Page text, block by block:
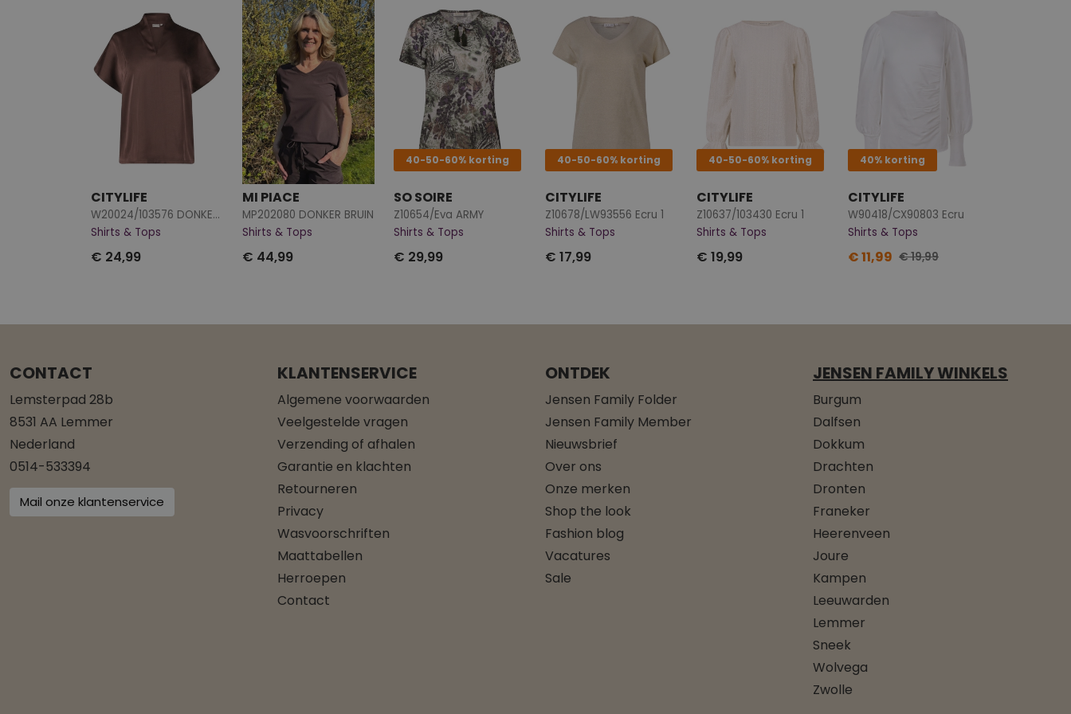
CITYLIFE
W20024/103576 DONKER BRUIN
Shirts & Tops
€ 24,99
MI PIACE
MP202080 DONKER BRUIN
Shirts & Tops
€ 44,99
40-50-60% korting
SO SOIRE
Z10654/Eva ARMY
Shirts & Tops
€ 29,99
40-50-60% korting
CITYLIFE
Z10678/LW93556 Ecru 1
Shirts & Tops
€ 17,99
40-50-60% korting
CITYLIFE
Z10637/103430 Ecru 1
Shirts & Tops
€ 19,99
40% korting
CITYLIFE
W90418/CX90803 Ecru
Shirts & Tops
€ 11,99 € 19,99
CONTACT
Lemsterpad 28b
8531 AA Lemmer
Nederland
0514-533394
Mail onze klantenservice
KLANTENSERVICE
Algemene voorwaarden
Veelgestelde vragen
Verzending of afhalen
Garantie en klachten
Retourneren
Privacy
Wasvoorschriften
Maattabellen
Herroepen
Contact
ONTDEK
Jensen Family Folder
Jensen Family Member
Nieuwsbrief
Over ons
Onze merken
Shop the look
Fashion blog
Vacatures
Sale
JENSEN FAMILY WINKELS
Burgum
Dalfsen
Dokkum
Drachten
Dronten
Franeker
Heerenveen
Joure
Kampen
Leeuwarden
Lemmer
Sneek
Wolvega
Zwolle